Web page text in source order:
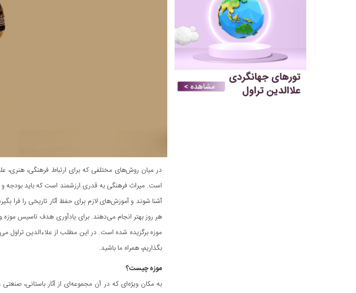
در میان روش‌های مختلفی که برای ارتباط فرهنگی، هنری،
است. میراث فرهنگی به قدری ارزشمند است که باید بودجه و
آشنا شوند و آموزش‌های لازم برای حفظ آثار تاریخی را فرا
موزه برگزیده شده است. در این مطلب از علاءالدین تراول
بگذاریم، همراه ما باشید.
موزه چیست؟
به مکان ویژه‌ای که در آن مجموعه‌ای از آثار باستانی،